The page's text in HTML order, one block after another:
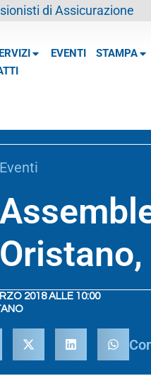
di Assicurazione
EVENTI STAMPA
Eventi
2018 ALLE 10:00